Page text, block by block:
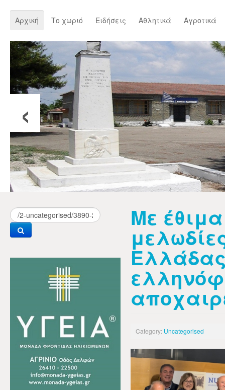
Αρχική Το χωριό Ειδήσεις Αθλητικά Αγροτικά
‹
Με
Category: Uncategorised